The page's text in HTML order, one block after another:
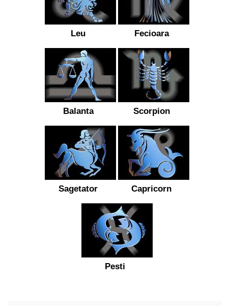
Leu Fecioara
Balanta Scorpion
Sagetator Capricorn
Pesti